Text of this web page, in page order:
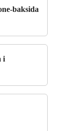
baksida
i